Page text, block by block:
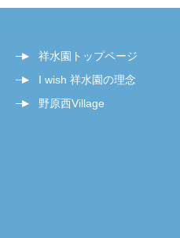
祥水園トップページ
I wish 祥水園の理念
野原西Village